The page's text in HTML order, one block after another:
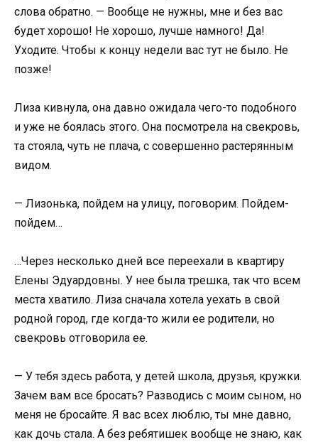
слова обратно. — Вообще не нужны, мне и без вас
будет хорошо! Не хорошо, лучше намного! Да!
Уходите. Чтобы к концу недели вас тут не было. Не
позже!
Лиза кивнула, она давно ожидала чего-то подобного
и уже не боялась этого. Она посмотрела на свекровь,
та стояла, чуть не плача, с совершенно растерянным
видом.
— Лизонька, пойдем на улицу, поговорим. Пойдем-
пойдем…
…Через несколько дней все переехали в квартиру
Елены Эдуардовны. У нее была трешка, так что всем
места хватило. Лиза сначала хотела уехать в свой
родной город, где когда-то жили ее родители, но
свекровь отговорила ее.
— У тебя здесь работа, у детей школа, друзья, кружки.
Зачем вам все бросать? Разводись с моим сыном, но
меня не бросайте. Я вас всех люблю, ты мне давно,
как дочь стала. А без ребятишек вообще не знаю, как